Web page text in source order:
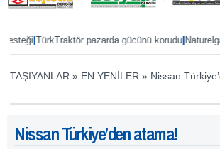
|TürkTraktör pazarda gücünü korudu|Naturelgaz
TAŞIYANLAR » EN YENİLER » Nissan
Nissan Türkiye’den atama!